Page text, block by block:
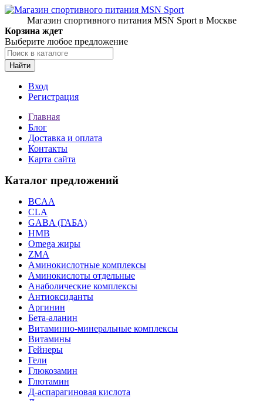
Магазин спортивного питания MSN Sport в Москве
Корзина ждет
Выберите любое предложение
Найти
Вход
Регистрация
Главная
Блог
Доставка и оплата
Контакты
Карта сайта
Каталог предложений
BCAA
CLA
GABA (ГАБА)
HMB
Omega жиры
ZMA
Аминокислотные комплексы
Аминокислоты отдельные
Анаболические комплексы
Антиоксиданты
Аргинин
Бета-аланин
Витаминно-минеральные комплексы
Витамины
Гейнеры
Гели
Глюкозамин
Глютамин
Д-аспарагиновая кислота